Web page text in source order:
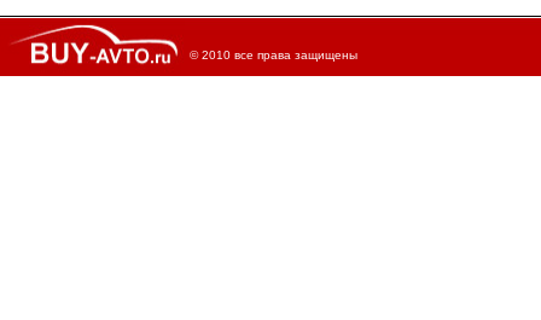
© 2010 все права защищены